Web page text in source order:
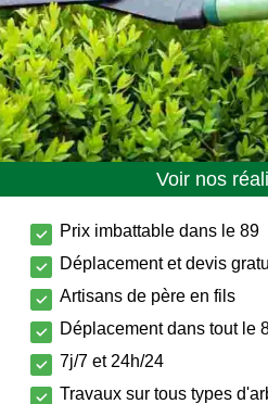
Voir nos
Prix imbattable dans le 89
Déplacement et devis
Artisans de père en fils
Déplacement dans tout le
7j/7 et 24h/24
Travaux sur tous types